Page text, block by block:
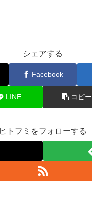
シェアする
Facebook
LINE コピー
ヒトフミをフォローする